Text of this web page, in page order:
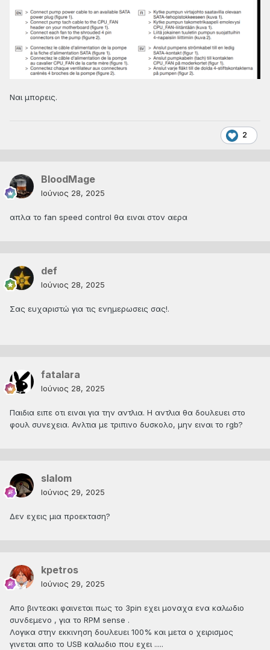
Ναι μπορεις.
2
BloodMage
Ιούνιος 28, 2025
απλα το fan speed control θα ειναι στον αερα
def
Ιούνιος 28, 2025
Σας ευχαριστώ για τις ενημερωσεις σας!.
fatalara
Ιούνιος 28, 2025
Παιδια ειπε οτι ειναι για την αντλια. Η αντλια θα δουλευει στο
φουλ συνεχεια. Ανλτια με τριπινο δυσκολο, μην ειναι το rgb?
slalom
Ιούνιος 29, 2025
Δεν εχεις μια προεκταση?
kpetros
Ιούνιος 29, 2025
Απο βιντεακι φαινεται πως το 3pin εχει μοναχα ενα καλωδιο
συνδεμενο , για το RPM sense .
Λογικα στην εκκινηση δουλευει 100% και μετα ο χειρισμος
γινεται απο το USB καλωδιο που εχει .....